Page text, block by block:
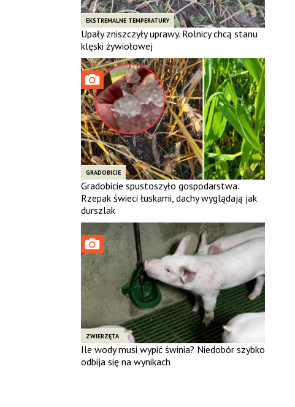
EKSTREMALNE TEMPERATURY
Upały zniszczyły uprawy. Rolnicy chcą stanu
klęski żywiołowej
GRADOBICIE
Gradobicie spustoszyło gospodarstwa.
Rzepak świeci łuskami, dachy wyglądają jak
durszlak
ZWIERZĘTA
Ile wody musi wypić świnia? Niedobór szybko
odbija się na wynikach